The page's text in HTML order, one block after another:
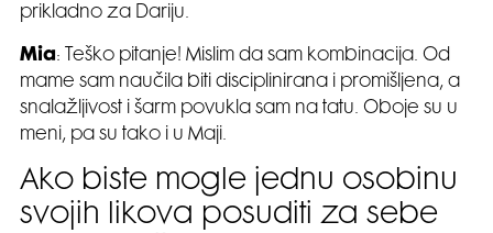
prikladno za Dariju.
Mia: Teško pitanje! Mislim da sam kombinacija. Od
mame sam naučila biti disciplinirana i promišljena, a
snalažljivost i šarm povukla sam na tatu. Oboje su u
meni, pa su tako i u Maji.
Ako biste mogle jednu osobinu
svojih likova posuditi za sebe